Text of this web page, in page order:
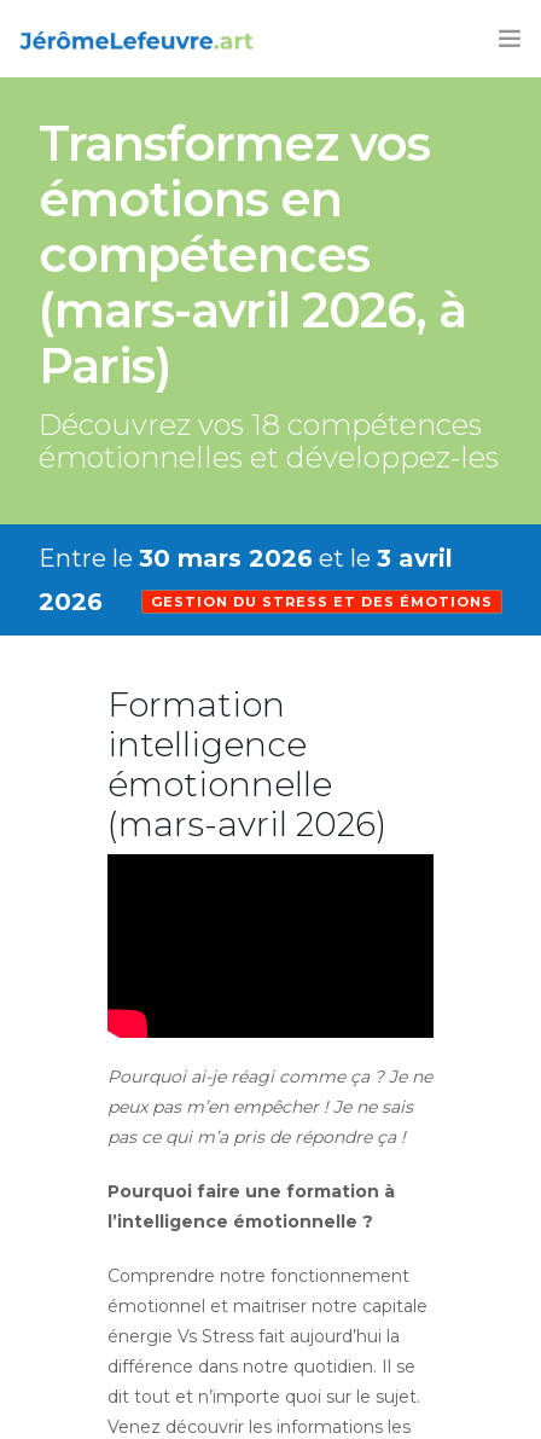
AGENDA 2026
ARTICLES
LIVRES
CONTACT
FRANÇAIS
Transformez vos
émotions en
compétences
(mars-avril 2026, à
Paris)
Découvrez vos 18 compétences
émotionnelles et développez-les
Entre le 30 mars 2026 et le 3 avril
2026
GESTION DU STRESS ET DES ÉMOTIONS
Formation
intelligence
émotionnelle
(mars-avril 2026)
Pourquoi ai-je réagi comme ça ? Je ne
peux pas m’en empêcher ! Je ne sais
pas ce qui m’a pris de répondre ça !
Pourquoi faire une formation à
l’intelligence émotionnelle ?
Comprendre notre fonctionnement
émotionnel et maitriser notre capitale
énergie Vs Stress fait aujourd’hui la
différence dans notre quotidien. Il se
dit tout et n’importe quoi sur le sujet.
Venez découvrir les informations les